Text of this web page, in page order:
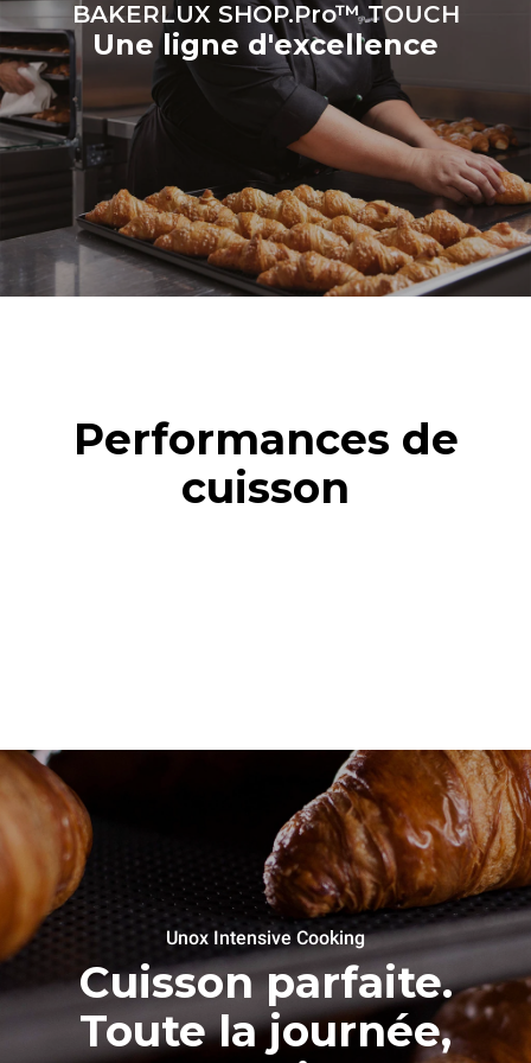
BAKERLUX SHOP.Pro™ TOUCH
Une ligne d'excellence
Performances de
cuisson
Unox Intensive Cooking
Cuisson parfaite.
Toute la journée,